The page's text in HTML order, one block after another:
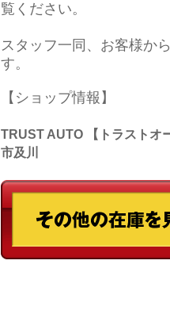
覧ください。
スタッフ一同、お客様か
す。
【ショップ情報】
TRUST AUTO 【トラスト
市及川